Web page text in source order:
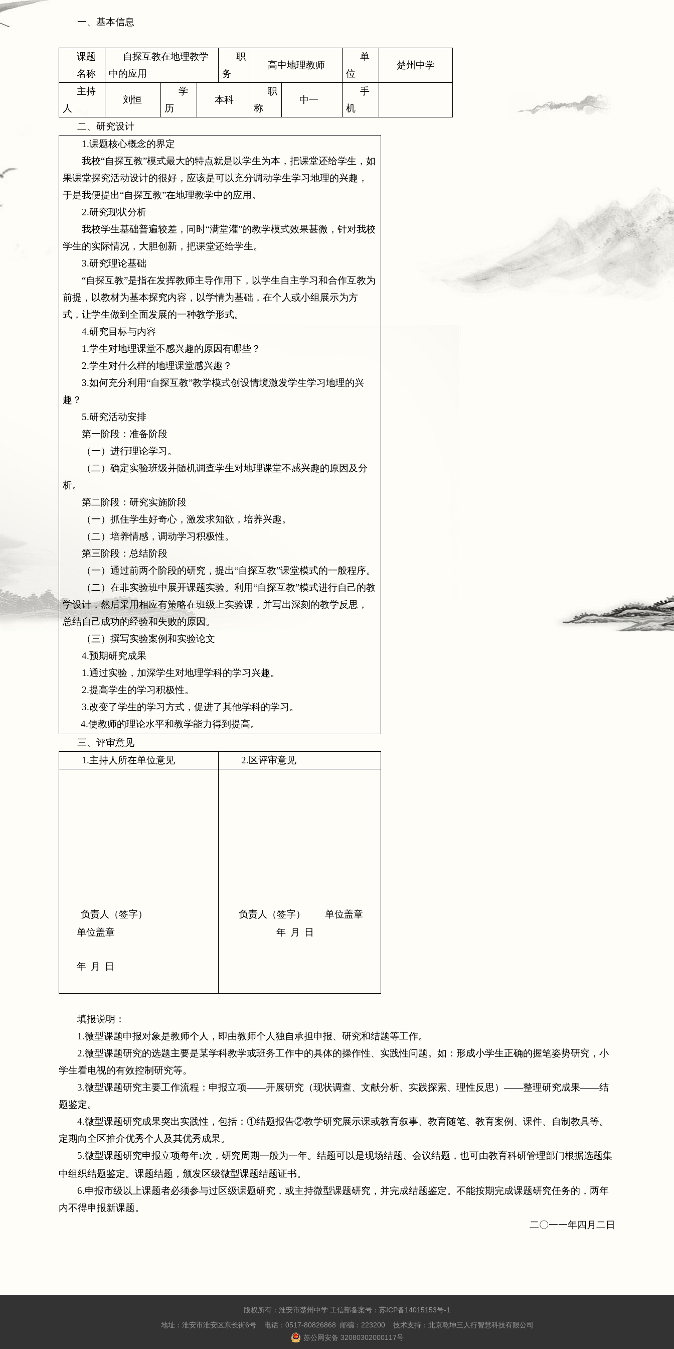
一、基本信息
课题
名称
自探互教在地理教学
中的应用
职
务
高中地理教师
单
位
楚州中学
主持
人
刘恒
学
历
本科
职
称
中一
手
机
二、研究设计
1.课题核心概念的界定
我校“自探互教”模式最大的特点就是以学生为本，把课堂还给学生，如
果课堂探究活动设计的很好，应该是可以充分调动学生学习地理的兴趣，
于是我便提出“自探互教”在地理教学中的应用。
2.研究现状分析
我校学生基础普遍较差，同时“满堂灌”的教学模式效果甚微，针对我校
学生的实际情况，大胆创新，把课堂还给学生。
3.研究理论基础
“自探互教”是指在发挥教师主导作用下，以学生自主学习和合作互教为
前提，以教材为基本探究内容，以学情为基础，在个人或小组展示为方
式，让学生做到全面发展的一种教学形式。
4.研究目标与内容
1.学生对地理课堂不感兴趣的原因有哪些？
2.学生对什么样的地理课堂感兴趣？
3.如何充分利用“自探互教”教学模式创设情境激发学生学习地理的兴
趣？
5.研究活动安排
第一阶段：准备阶段
（一）进行理论学习。
（二）确定实验班级并随机调查学生对地理课堂不感兴趣的原因及分
析。
第二阶段：研究实施阶段
（一）抓住学生好奇心，激发求知欲，培养兴趣。
（二）培养情感，调动学习积极性。
第三阶段：总结阶段
（一）通过前两个阶段的研究，提出“自探互教”课堂模式的一般程序。
（二）在非实验班中展开课题实验。利用“自探互教”模式进行自己的教
学设计，然后采用相应有策略在班级上实验课，并写出深刻的教学反思，
总结自己成功的经验和失败的原因。
（三）撰写实验案例和实验论文
4.预期研究成果
1.通过实验，加深学生对地理学科的学习兴趣。
2.提高学生的学习积极性。
3.改变了学生的学习方式，促进了其他学科的学习。
4.使教师的理论水平和教学能力得到提高。
三、评审意见
1.主持人所在单位意见 2. 区评审意见
负责人（签字）
单位盖章
年 月 日
负责人（签字）
单位盖章
年
月 日
填报说明：
1.微型课题申报对象是教师个人，即由教师个人独自承担申报、研究和结题等工作。
2.微型课题研究的选题主要是某学科教学或班务工作中的具体的操作性、实践性问题。如：形成小学生正确的握笔姿势研究，小
学生看电视的有效控制研究等。
3.微型课题研究主要工作流程：申报立项——开展研究（现状调查、文献分析、实践探索、理性反思）——整理研究成果——结
题鉴定。
4.微型课题研究成果突出实践性，包括：①结题报告②教学研究展示课或教育叙事、教育随笔、教育案例、课件、自制教具等。
定期向全区推介优秀个人及其优秀成果。
5.微型课题研究申报立项每年1次，研究周期一般为一年。结题可以是现场结题、会议结题，也可由教育科研管理部门根据选题集
中组织结题鉴定。课题结题，颁发区级微型课题结题证书。
6.申报市级以上课题者必须参与过区级课题研究，或主持微型课题研究，并完成结题鉴定。不能按期完成课题研究任务的，两年
内不得申报新课题。
二〇一一年四月二日
版权所有：淮安市楚州中学 工信部备案号：苏ICP备14015153号-1
地址：淮安市淮安区东长街6号 电话：0517-80826868 邮编：223200 技术支持：北京乾坤三人行智慧科技有限公司
苏公网安备 32080302000117号